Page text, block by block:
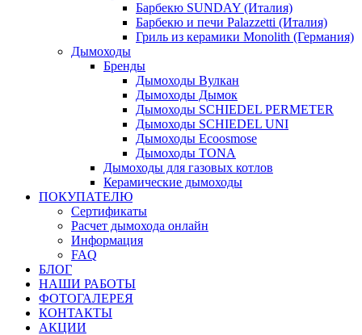
Барбекю SUNDAY (Италия)
Барбекю и печи Palazzetti (Италия)
Гриль из керамики Monolith (Германия)
Дымоходы
Бренды
Дымоходы Вулкан
Дымоходы Дымок
Дымоходы SCHIEDEL PERMETER
Дымоходы SCHIEDEL UNI
Дымоходы Ecoosmose
Дымоходы TONA
Дымоходы для газовых котлов
Керамические дымоходы
ПОКУПАТЕЛЮ
Сертификаты
Расчет дымохода онлайн
Информация
FAQ
БЛОГ
НАШИ РАБОТЫ
ФОТОГАЛЕРЕЯ
КОНТАКТЫ
АКЦИИ